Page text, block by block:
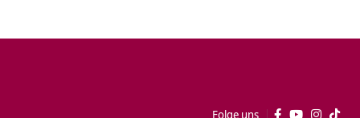
Folge uns